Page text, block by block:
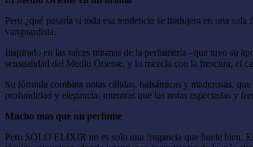
Pero ¿qué pasaría si toda esa tendencia se tradujera en una
vanguardista.
Inspirado en las raíces mismas de la perfumería –que tuvo su
sensualidad del Medio Oriente, y lo mezcla con la frescura, el
Su fórmula combina notas cálidas, balsámicas y maderosas,
profundidad y elegancia, mientras que las notas especiadas y
Mucho más que un perfume
Pero SOLO ELIXIR no es solo una fragancia que huele bien.